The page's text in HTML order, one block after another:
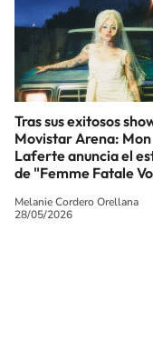
Tras sus exitosos
Movistar Arena: Mon
Laferte anuncia el
de "Femme Fatale
Melanie Cordero Orellana
28/05/2026